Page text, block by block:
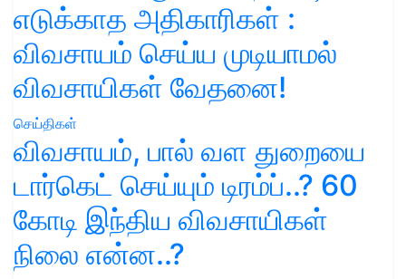
எடுக்காத அதிகாரிகள் :
விவசாயம் செய்ய முடியாமல்
விவசாயிகள் வேதனை!
செய்திகள்
விவசாயம், பால் வள துறையை
டார்கெட் செய்யும் டிரம்ப்..? 60
கோடி இந்திய விவசாயிகள்
நிலை என்ன..?